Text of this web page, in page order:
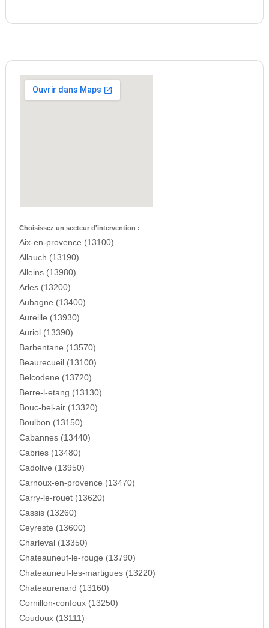
Choisissez un secteur d'intervention :
Aix-en-provence (13100)
Allauch (13190)
Alleins (13980)
Arles (13200)
Aubagne (13400)
Aureille (13930)
Auriol (13390)
Barbentane (13570)
Beaurecueil (13100)
Belcodene (13720)
Berre-l-etang (13130)
Bouc-bel-air (13320)
Boulbon (13150)
Cabannes (13440)
Cabries (13480)
Cadolive (13950)
Carnoux-en-provence (13470)
Carry-le-rouet (13620)
Cassis (13260)
Ceyreste (13600)
Charleval (13350)
Chateauneuf-le-rouge (13790)
Chateauneuf-les-martigues (13220)
Chateaurenard (13160)
Cornillon-confoux (13250)
Coudoux (13111)